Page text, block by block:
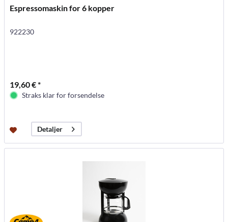
Espressomaskin for 6 kopper
922230
19,60 € *
Straks klar for forsendelse
Detaljer